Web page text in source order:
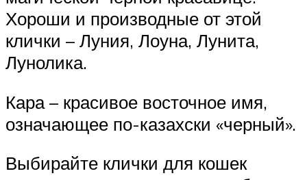
Хороши и производные от этой
клички – Луния, Лоуна, Лунита,
Лунолика.
Кара – красивое восточное имя,
означающее по-казахски «черный».
Выбирайте клички для кошек